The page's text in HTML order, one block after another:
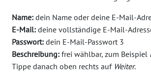
Name: dein Name oder deine E-Mail-
E-Mail: deine vollständige E-Mail-
Passwort: dein E-Mail-Passwort 3
Beschreibung: frei wählbar, zum Beispiel
Tippe danach oben rechts auf Weiter.